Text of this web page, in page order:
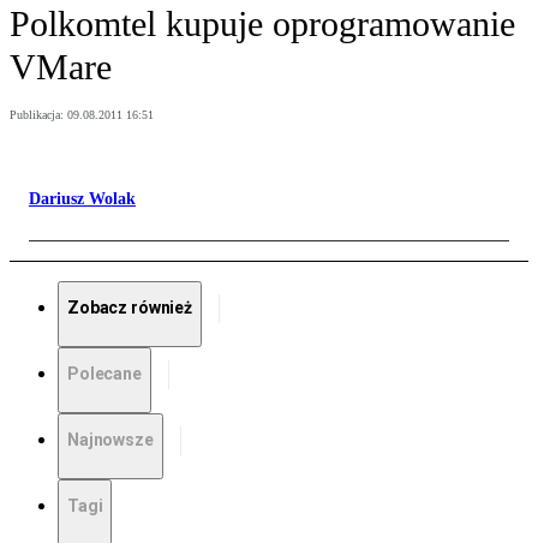
Polkomtel kupuje oprogramowanie
VMare
Publikacja: 09.08.2011 16:51
Dariusz Wolak
Zobacz również
Polecane
Najnowsze
Tagi